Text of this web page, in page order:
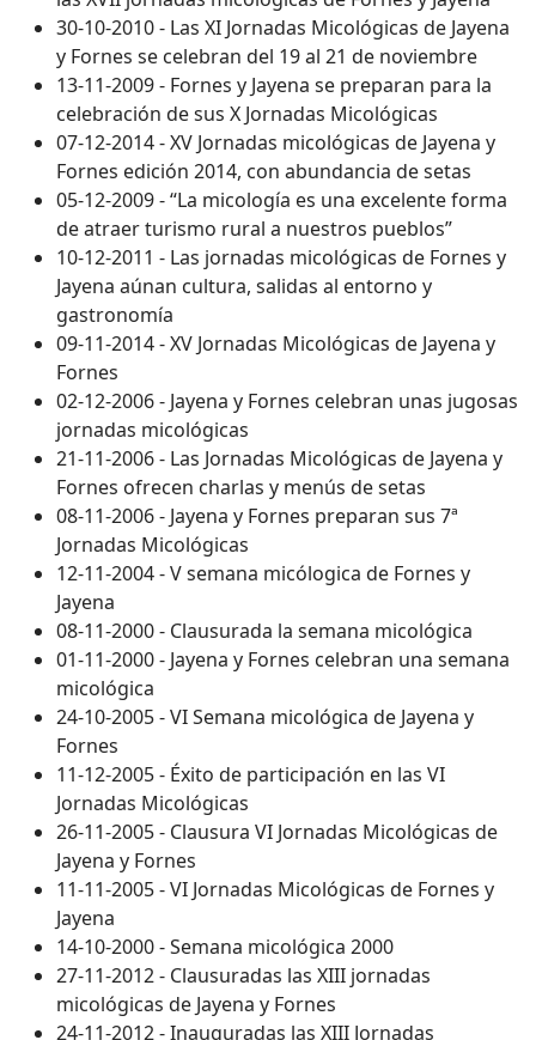
30-10-2010 - Las XI Jornadas Micológicas de Jayena
y Fornes se celebran del 19 al 21 de noviembre
13-11-2009 - Fornes y Jayena se preparan para la
celebración de sus X Jornadas Micológicas
07-12-2014 - XV Jornadas micológicas de Jayena y
Fornes edición 2014, con abundancia de setas
05-12-2009 - “La micología es una excelente forma
de atraer turismo rural a nuestros pueblos”
10-12-2011 - Las jornadas micológicas de Fornes y
Jayena aúnan cultura, salidas al entorno y
gastronomía
09-11-2014 - XV Jornadas Micológicas de Jayena y
Fornes
02-12-2006 - Jayena y Fornes celebran unas jugosas
jornadas micológicas
21-11-2006 - Las Jornadas Micológicas de Jayena y
Fornes ofrecen charlas y menús de setas
08-11-2006 - Jayena y Fornes preparan sus 7ª
Jornadas Micológicas
12-11-2004 - V semana micólogica de Fornes y
Jayena
08-11-2000 - Clausurada la semana micológica
01-11-2000 - Jayena y Fornes celebran una semana
micológica
24-10-2005 - VI Semana micológica de Jayena y
Fornes
11-12-2005 - Éxito de participación en las VI
Jornadas Micológicas
26-11-2005 - Clausura VI Jornadas Micológicas de
Jayena y Fornes
11-11-2005 - VI Jornadas Micológicas de Fornes y
Jayena
14-10-2000 - Semana micológica 2000
27-11-2012 - Clausuradas las XIII jornadas
micológicas de Jayena y Fornes
24-11-2012 - Inauguradas las XIII Jornadas